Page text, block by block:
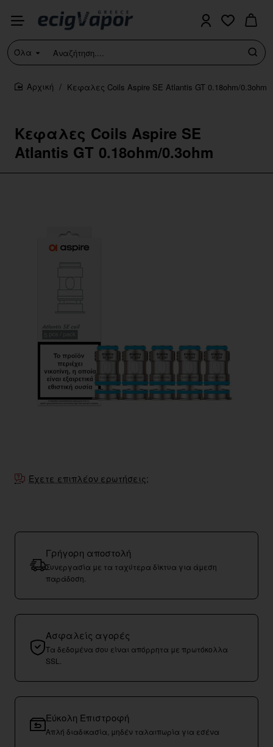
Όλα
Αναζήτηση....
Κεφαλες Coils Aspire SE
Atlantis GT 0.18ohm/0.3ohm
home
Κεφαλες Coils Aspire SE Atlantis GT 0.18ohm/0.3ohm
Έχετε επιπλέον ερωτήσεις;
Γρήγορη αποστολή
Συνεργασία με τα ταχύτερα δίκτυα για άμεση
παράδοση.
Ασφαλείς αγορές
Τα δεδομένα σου είναι απόρρητα με πρωτόκολλα
SSL.
Εύκολη Επιστροφή
Απλή διαδικασία, μηδέν ταλαιπωρία για εσένα